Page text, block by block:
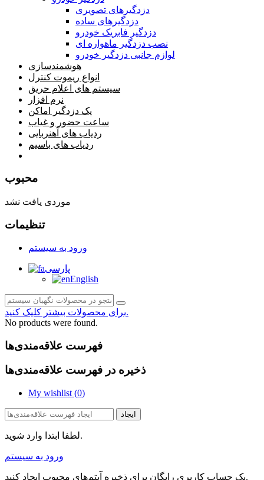
دزدگیرهای تصویری
دزدگیرهای ساده
دزدگیر فابریک خودرو
نصب دزدگیر ماهواره ای
لوازم جانبی دزدگیر خودرو
هوشمندسازی
انواع ریموت کنترل
سیستم های اعلام حریق
نرم افزار
پک دزدگیر اماکن
ساعت حضور و غیاب
ردیاب های آهنربایی
ردیاب های باسیم
محبوب
موردی یافت نشد
تنظیمات
ورود به سیستم
پارسی
English
برای محصولات بیشتر کلیک کنید.
No products were found.
فهرست علاقه‌مندی‌ها
ذخیره در فهرست علاقه‌مندی‌ها
My wishlist (0)
ایجاد
لطفا ابتدا وارد شوید.
ورود به سیستم
یک حساب کاربری رایگان برای ذخیره آیتم‌های محبوب ایجاد کنید.